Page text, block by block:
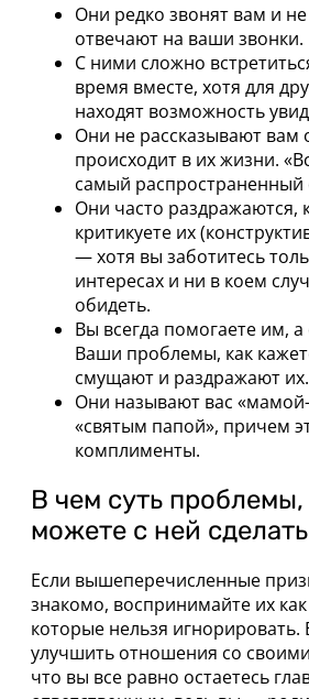
Они редко звонят вам и не
отвечают на ваши звонки.
С ними сложно
время вместе, хотя для
находят возможность
Они не рассказывают вам
происходит в их жизни.
самый распространенный
Они часто раздражаются,
критикуете их
— хотя вы заботитесь
интересах и ни в коем
обидеть.
Вы всегда помогаете им,
Ваши проблемы, как
смущают и раздражают их.
Они называют вас
«святым папой», причем
комплименты.
В чем суть
можете с ней сделать
Если вышеперечисленные
знакомо, воспринимайте их
которые нельзя
улучшить отношения со
что вы все равно остаетесь